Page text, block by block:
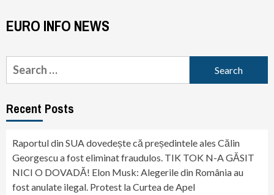
EURO INFO NEWS
Search
for:
Recent Posts
Raportul din SUA dovedește că președintele ales Călin
Georgescu a fost eliminat fraudulos. TIK TOK N-A GĂSIT
NICI O DOVADĂ! Elon Musk: Alegerile din România au
fost anulate ilegal. Protest la Curtea de Apel